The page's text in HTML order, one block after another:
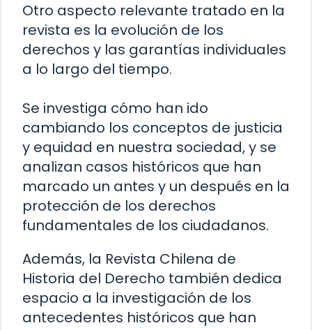
Otro aspecto relevante tratado en la
revista es la evolución de los
derechos y las garantías individuales
a lo largo del tiempo.
Se investiga cómo han ido
cambiando los conceptos de justicia
y equidad en nuestra sociedad, y se
analizan casos históricos que han
marcado un antes y un después en la
protección de los derechos
fundamentales de los ciudadanos.
Además, la Revista Chilena de
Historia del Derecho también dedica
espacio a la investigación de los
antecedentes históricos que han